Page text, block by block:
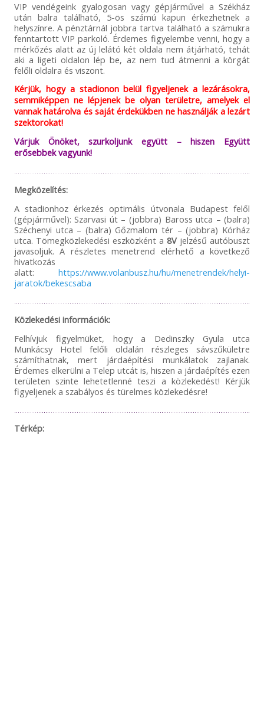
VIP vendégeink gyalogosan vagy gépjárművel a Székház
után balra található, 5-ös számú kapun érkezhetnek a
helyszínre. A pénztárnál jobbra tartva található a számukra
fenntartott VIP parkoló. Érdemes figyelembe venni, hogy a
mérkőzés alatt az új lelátó két oldala nem átjárható, tehát
aki a ligeti oldalon lép be, az nem tud átmenni a körgát
felőli oldalra és viszont.
Kérjük, hogy a stadionon belül figyeljenek a lezárásokra,
semmiképpen ne lépjenek be olyan területre, amelyek el
vannak határolva és saját érdekükben ne használják a lezárt
szektorokat!
Várjuk Önöket, szurkoljunk együtt – hiszen Együtt
erősebbek vagyunk!
Megközelítés:
A stadionhoz érkezés optimális útvonala Budapest felől
(gépjárművel): Szarvasi út – (jobbra) Baross utca – (balra)
Széchenyi utca – (balra) Gőzmalom tér – (jobbra) Kórház
utca. Tömegközlekedési eszközként a 8V jelzésű autóbuszt
javasoljuk. A részletes menetrend elérhető a következő
hivatkozás
alatt:https://www.volanbusz.hu/hu/menetrendek/helyi-
jaratok/bekescsaba
Közlekedési információk:
Felhívjuk figyelmüket, hogy a Dedinszky Gyula utca
Munkácsy Hotel felőli oldalán részleges sávszűkületre
számíthatnak, mert járdaépítési munkálatok zajlanak.
Érdemes elkerülni a Telep utcát is, hiszen a járdaépítés ezen
területen szinte lehetetlenné teszi a közlekedést! Kérjük
figyeljenek a szabályos és türelmes közlekedésre!
Térkép: